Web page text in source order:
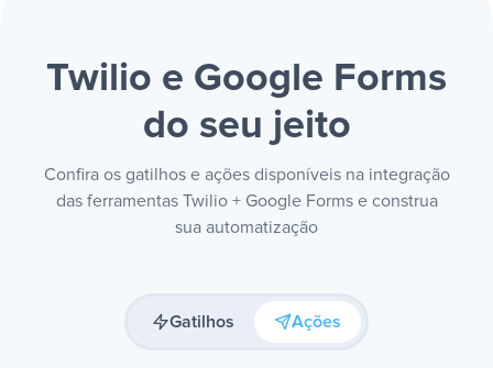
Twilio e Google Forms
do seu jeito
Confira os gatilhos e ações disponíveis na integração
das ferramentas Twilio + Google Forms e construa
sua automatização
Gatilhos Ações